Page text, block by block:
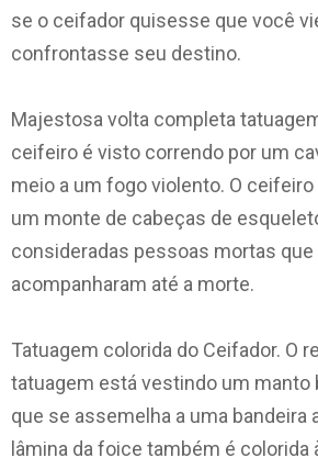
se o ceifador quisesse que você
confrontasse seu destino.
Majestosa volta completa
ceifeiro é visto correndo por um
meio a um fogo violento. O
um monte de cabeças de
consideradas pessoas mortas que
acompanharam até a morte.
Tatuagem colorida do Ceifador. O
tatuagem está vestindo um manto
que se assemelha a uma bandeira
lâmina da foice também é colorida